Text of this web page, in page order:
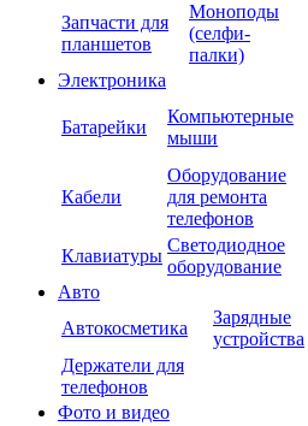
Запчасти для
планшетов
Моноподы
(селфи-
палки)
Электроника
Батарейки
Компьютерные
мыши
Кабели
Оборудование
для ремонта
телефонов
Клавиатуры
Светодиодное
оборудование
Авто
Автокосметика
Зарядные
устройства
Держатели для
телефонов
Фото и видео